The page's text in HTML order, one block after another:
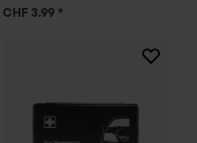
CHF 3.99 *